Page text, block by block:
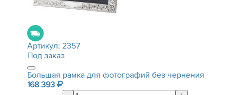
Артикул: 2357
Под заказ
Большая рамка для фотографий без чернения
168 393